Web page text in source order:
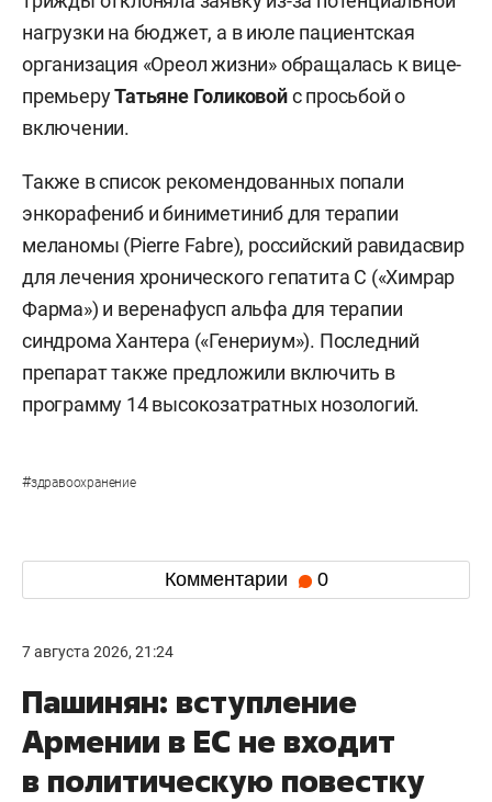
нагрузки на бюджет, а в июле пациентская
организация «Ореол жизни» обращалась к вице-
премьеруТатьяне Голиковойс просьбой о
включении.
Также в список рекомендованных попали
энкорафениб и биниметиниб для терапии
меланомы (Pierre Fabre), российский равидасвир
для лечения хронического гепатита С («Химрар
Фарма») и веренафусп альфа для терапии
синдрома Хантера («Генериум»). Последний
препарат также предложили включить в
программу 14 высокозатратных нозологий.
#здравоохранение
Комментарии 0
7 августа 2026, 21:24
Пашинян: вступление
Армении в ЕС не входит
в политическую повестку